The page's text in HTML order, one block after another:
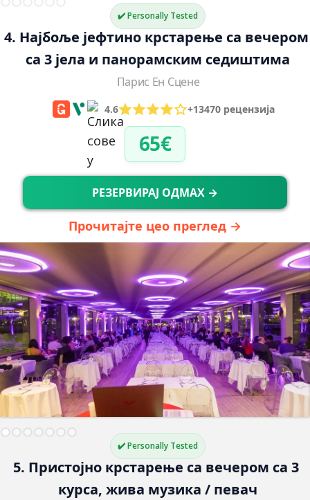
✔️ Personally Tested
4. Најбоље јефтино крстарење са
са 3 јела и панорамским седиштима
Парис Ен Сцене
4.6 +13470 рецензија
65€
РЕЗЕРВИРАЈ ОДМАХ →
Прочитајте цео преглед →
✔️ Personally Tested
5. Пристојно крстарење са вечером са 3
курса, жива музика / певач